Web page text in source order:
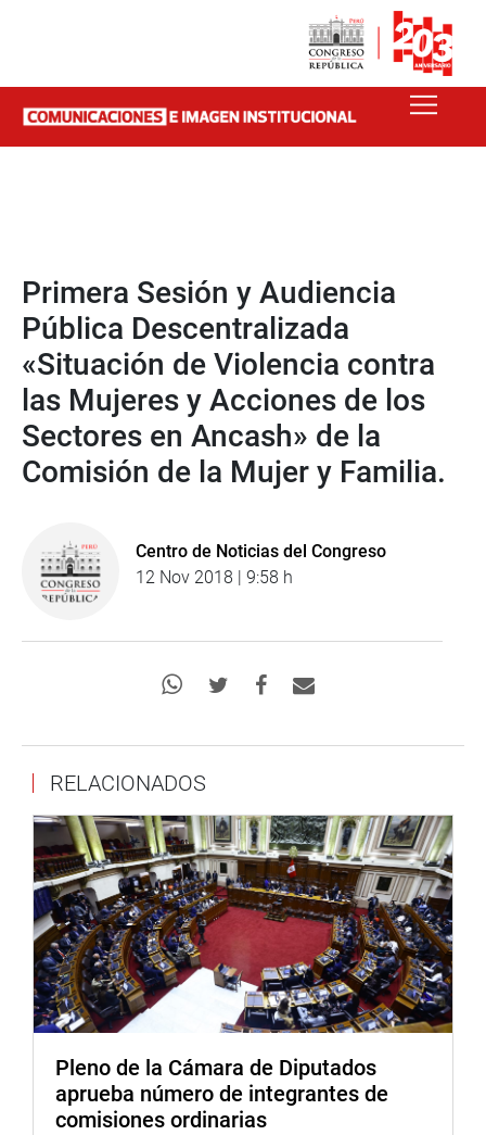
Primera Sesión y Audiencia
Pública Descentralizada
«Situación de Violencia contra
las Mujeres y Acciones de los
Sectores en Ancash» de la
Comisión de la Mujer y Familia.
Centro de Noticias del Congreso
12 Nov 2018 | 9:58 h
RELACIONADOS
Pleno de la Cámara de Diputados
aprueba número de integrantes de
comisiones ordinarias